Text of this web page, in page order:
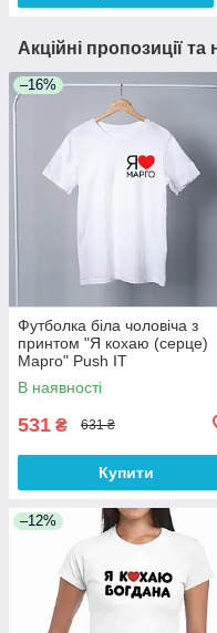
Акційні пропозиції та
–16%
Футболка біла чоловіча з
принтом "Я кохаю (серце)
Марго" Push IT
В наявності
531 ₴ 631 ₴
Купити
–12%